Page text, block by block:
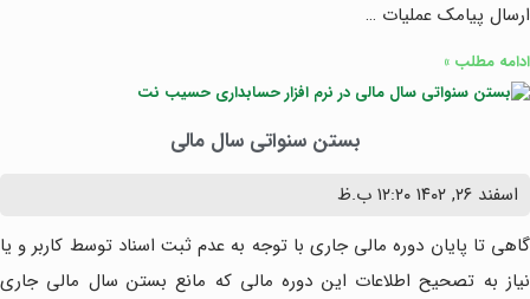
ارسال پیامک عملیات …
ادامه مطلب »
بستن سنواتی سال مالی
اسفند ۲۶, ۱۴۰۲
۱۲:۲۰ ب.ظ
گاهی تا پایان دوره مالی جاری با توجه به عدم ثبت اسناد توسط کاربر و یا
نیاز به تصحیح اطلاعات این دوره مالی که مانع بستن سال مالی جاری